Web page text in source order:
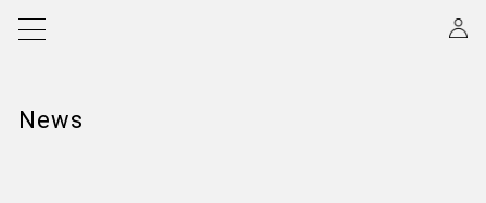
News